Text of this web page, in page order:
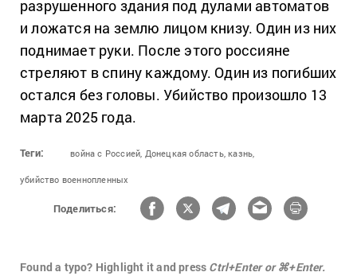
разрушенного здания под дулами автоматов
и ложатся на землю лицом книзу. Один из них
поднимает руки. После этого россияне
стреляют в спину каждому. Один из погибших
остался без головы. Убийство произошло 13
марта 2025 года.
Теги: война с Россией, Донецкая область, казнь,
убийство военнопленных
Поделиться:
Found a typo? Highlight it and press Ctrl+Enter or ⌘+Enter.